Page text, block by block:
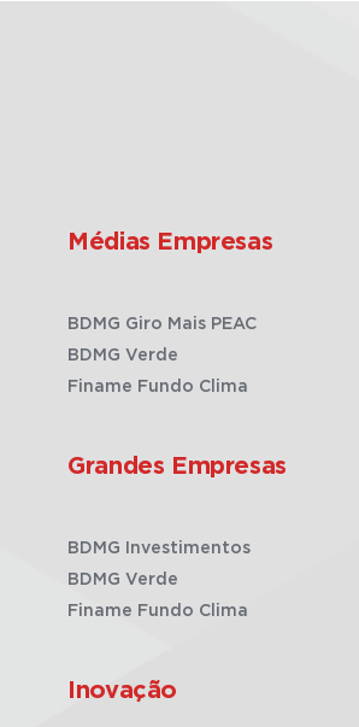
Médias Empresas
BDMG Giro Mais PEAC
BDMG Verde
Finame Fundo Clima
Grandes Empresas
BDMG Investimentos
BDMG Verde
Finame Fundo Clima
Inovação